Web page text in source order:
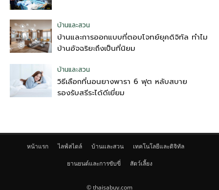
บ้านและสวน
บ้านและการออกแบบที่ตอบโจทย์ยุคดิจิทัล ทำไม
บ้านอัจฉริยะถึงเป็นที่นิยม
บ้านและสวน
วิธีเลือกที่นอนยางพารา 6 ฟุต หลับสบาย
รองรับสรีระได้ดีเยี่ยม
หน้าแรก ไลฟ์สไตล์ บ้านและสวน เทคโนโลยีและดิจิทัล
ยานยนต์และการขับขี่ สัตว์เลี้ยง
© thaisabuy.com